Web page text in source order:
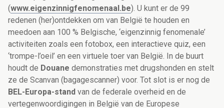
(www.eigenzinnigfenomenaal.be). U kunt er de 99
redenen (her)ontdekken om van België te houden en
meedoen aan 100 % Belgische, ‘eigenzinnig fenomenale’
activiteiten zoals een fotobox, een interactieve quiz, een
‘trompe-l’oeil’ en een virtuele toer van België. In de buurt
houdt de Douane demonstraties met drugshonden en stelt
ze de Scanvan (bagagescanner) voor. Tot slot is er nog de
BEL-Europa-stand van de federale overheid en de
vertegenwoordigingen in België van de Europese